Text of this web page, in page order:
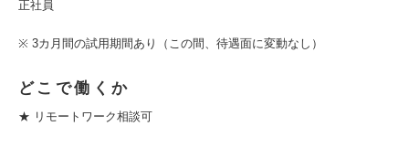
正社員
※ 3カ月間の試用期間あり（この間、待遇面に変動なし）
どこで働くか
★ リモートワーク相談可